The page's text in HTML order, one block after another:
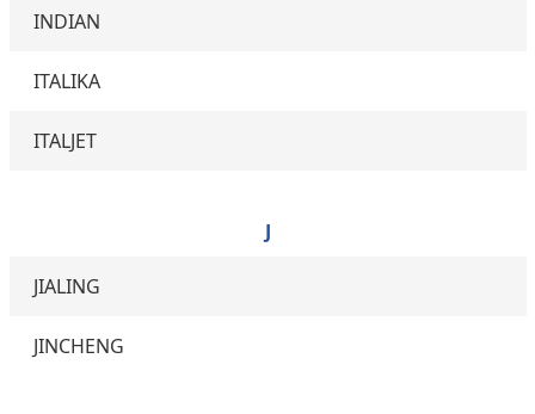
INDIAN
ITALIKA
ITALJET
J
JIALING
JINCHENG